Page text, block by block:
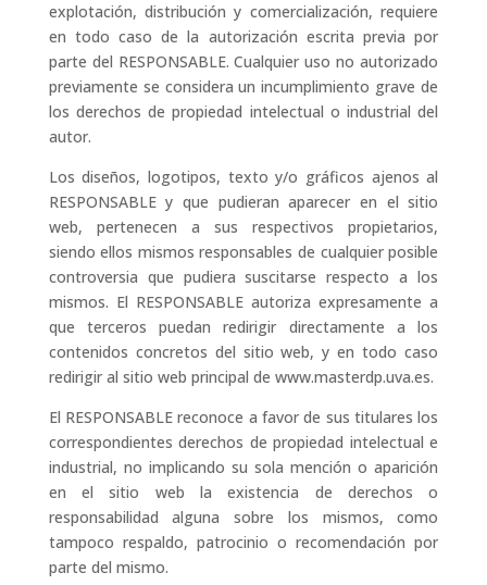
explotación, distribución y comercialización, requiere
en todo caso de la autorización escrita previa por
parte del RESPONSABLE. Cualquier uso no autorizado
previamente se considera un incumplimiento grave de
los derechos de propiedad intelectual o industrial del
autor.
Los diseños, logotipos, texto y/o gráficos ajenos al
RESPONSABLE y que pudieran aparecer en el sitio
web, pertenecen a sus respectivos propietarios,
siendo ellos mismos responsables de cualquier posible
controversia que pudiera suscitarse respecto a los
mismos. El RESPONSABLE autoriza expresamente a
que terceros puedan redirigir directamente a los
contenidos concretos del sitio web, y en todo caso
redirigir al sitio web principal de www.masterdp.uva.es.
El RESPONSABLE reconoce a favor de sus titulares los
correspondientes derechos de propiedad intelectual e
industrial, no implicando su sola mención o aparición
en el sitio web la existencia de derechos o
responsabilidad alguna sobre los mismos, como
tampoco respaldo, patrocinio o recomendación por
parte del mismo.